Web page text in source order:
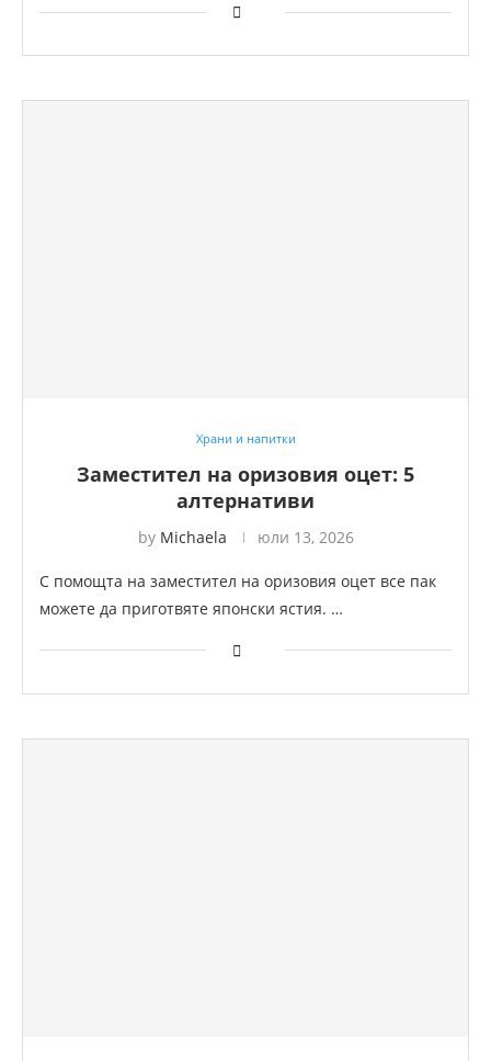
Храни и напитки
Заместител на оризовия оцет: 5
алтернативи
by Michaela юли 13, 2026
С помощта на заместител на оризовия оцет все пак
можете да приготвяте японски ястия. …